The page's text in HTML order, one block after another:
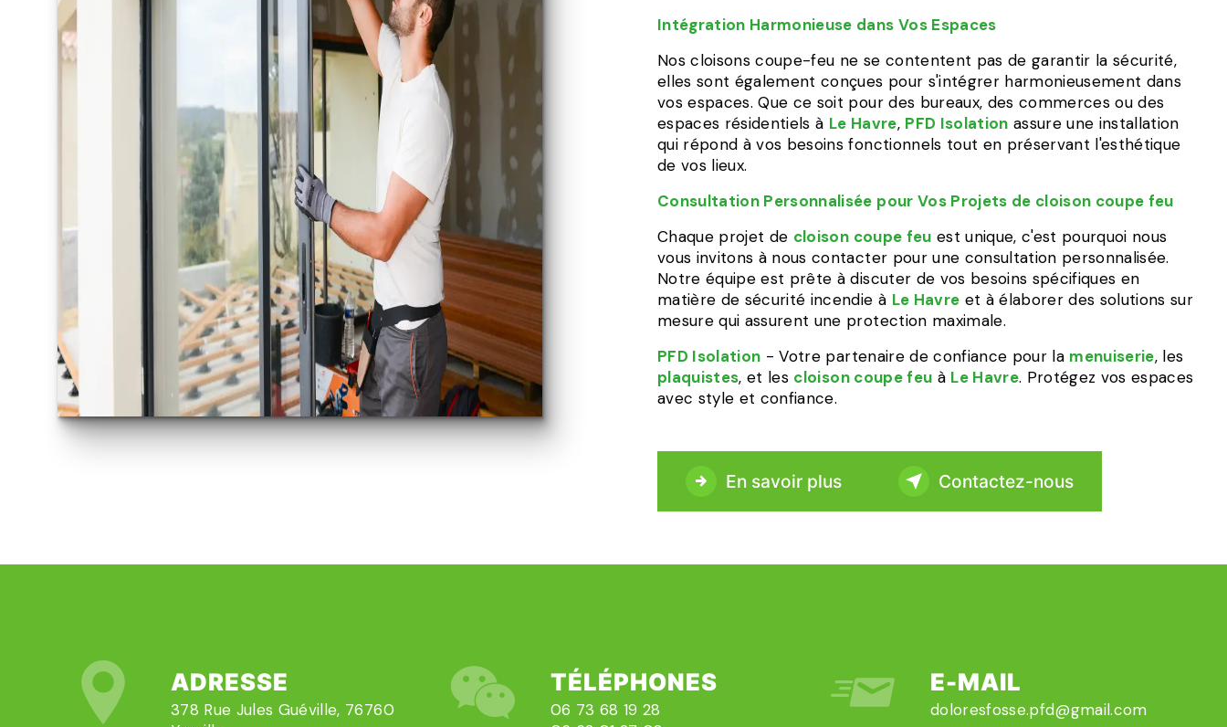
Intégration Harmonieuse dans Vos Espaces
Nos cloisons coupe-feu ne se contentent pas de garantir la sécurité,
elles sont également conçues pour s'intégrer harmonieusement dans
vos espaces. Que ce soit pour des bureaux, des commerces ou des
espaces résidentiels à Le Havre, PFD Isolation assure une installation
qui répond à vos besoins fonctionnels tout en préservant l'esthétique
de vos lieux.
Consultation Personnalisée pour Vos Projets de cloison coupe feu
Chaque projet de cloison coupe feu est unique, c'est pourquoi nous
vous invitons à nous contacter pour une consultation personnalisée.
Notre équipe est prête à discuter de vos besoins spécifiques en
matière de sécurité incendie à Le Havre et à élaborer des solutions sur
mesure qui assurent une protection maximale.
PFD Isolation - Votre partenaire de confiance pour la menuiserie, les
plaquistes, et les cloison coupe feu à Le Havre. Protégez vos espaces
avec style et confiance.
En savoir plus Contactez-nous
ADRESSE
378 Rue Jules Guéville, 76760
TÉLÉPHONES
06 73 68 19 28
E-MAIL
doloresfosse.pfd@gmail.com